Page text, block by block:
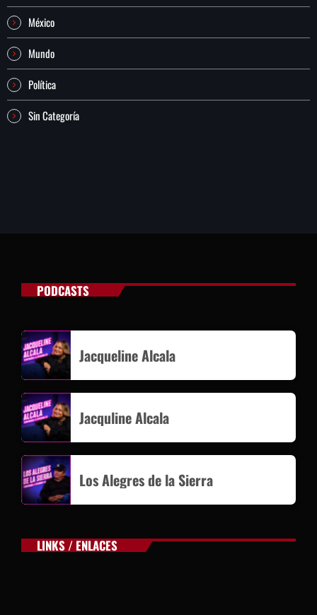
México
Mundo
Política
Sin Categoría
PODCASTS
Jacqueline Alcala
Jacquline Alcala
Los Alegres de la Sierra
LINKS / ENLACES